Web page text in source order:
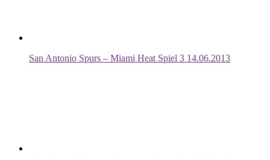
San Antonio Spurs – Miami Heat Spiel 3 14.06.2013